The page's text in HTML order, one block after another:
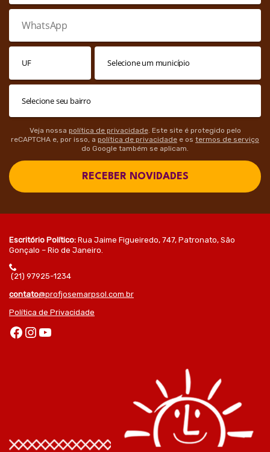
Veja nossa política de privacidade. Este site é protegido pelo
reCAPTCHA e, por isso, a política de privacidade e os termos de serviço
do Google também se aplicam.
RECEBER NOVIDADES
Escritório Político: Rua Jaime Figueiredo, 747, Patronato, São
Gonçalo – Rio de Janeiro.
(21) 97925-1234
contato@profjosemarpsol.com.br
Política de Privacidade
Facebook Instagram Youtube